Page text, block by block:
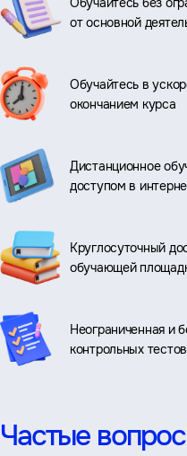
от основной
Обучайтесь в
окончанием курса
Дистанционное
доступом в
Круглосуточный
обучающей
Неограниченная и
контрольных тестов
Частые